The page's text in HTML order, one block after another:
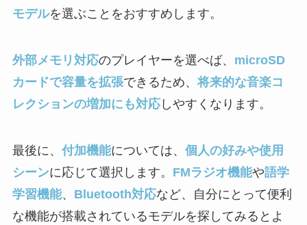
モデルを選ぶことをおすすめします。
外部メモリ対応のプレイヤーを選べば、 microSD
カードで容量を拡張できるため、 将来的な音楽コ
レクションの増加にも対応しやすくなります。
最後に、 付加機能については、 個人の好みや使用
シーンに応じて選択します。 FMラジオ機能や語学
学習機能、 Bluetooth対応など、自分にとって便利
な機能が搭載されているモデルを探してみるとよ